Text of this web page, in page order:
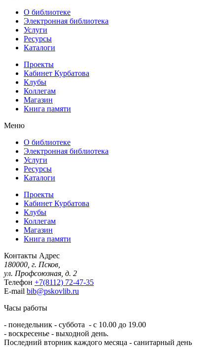
О библиотеке
Электронная библиотека
Услуги
Ресурсы
Каталоги
Проекты
Кабинет Курбатова
Клубы
Коллегам
Магазин
Книга памяти
Меню
О библиотеке
Электронная библиотека
Услуги
Ресурсы
Каталоги
Проекты
Кабинет Курбатова
Клубы
Коллегам
Магазин
Книга памяти
Контакты Адрес
180000, г. Псков,
ул. Профсоюзная, д. 2
Телефон +7(8112) 72-47-35
E-mail bib@pskovlib.ru
Часы работы
- понедельник - суббота - с 10.00 до 19.00
- воскресенье - выходной день.
Последний вторник каждого месяца - санитарный день